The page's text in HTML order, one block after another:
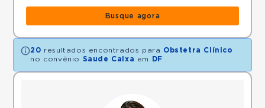
Busque agora
20 resultados encontrados para Obstetra Clínico
no convênio
Saude Caixa em DF